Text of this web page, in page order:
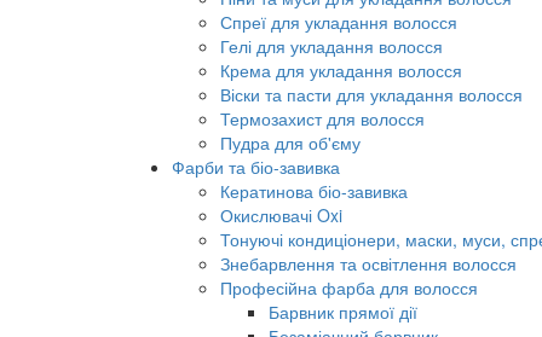
Спреї для укладання волосся
Гелі для укладання волосся
Крема для укладання волосся
Віски та пасти для укладання волосся
Термозахист для волосся
Пудра для об'єму
Фарби та біо-завивка
Кератинова біо-завивка
Окислювачі Oxi
Тонуючі кондиціонери, маски, муси,
Знебарвлення та освітлення волосся
Професійна фарба для волосся
Барвник прямої дії